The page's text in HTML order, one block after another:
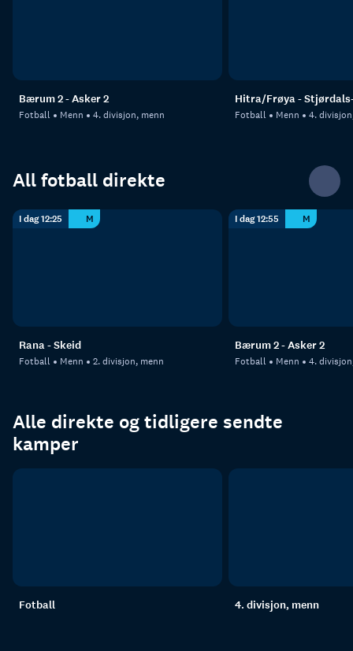
Bærum 2 - Asker 2
Fotball Menn 4. divisjon, menn
Hitra/Frøya -
Fotball Menn 4.
All fotball direkte
I dag 12:25 M
Rana - Skeid
Fotball Menn 2. divisjon, menn
I dag 12:55 M
Bærum 2 - Asker 2
Fotball Menn 4.
Alle direkte og tidligere sendte
kamper
Fotball 4. divisjon, menn